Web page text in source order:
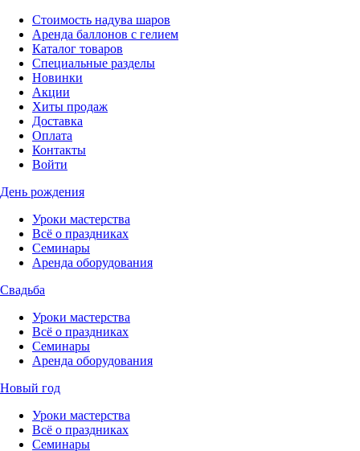
Стоимость надува шаров
Аренда баллонов с гелием
Каталог товаров
Специальные разделы
Новинки
Акции
Хиты продаж
Доставка
Оплата
Контакты
Войти
День рождения
Уроки мастерства
Всё о праздниках
Семинары
Аренда оборудования
Свадьба
Уроки мастерства
Всё о праздниках
Семинары
Аренда оборудования
Новый год
Уроки мастерства
Всё о праздниках
Семинары